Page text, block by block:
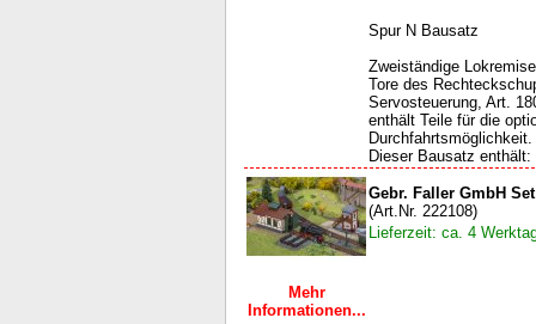
Spur N Bausatz
Zweiständige
Tore des
Servosteuerung, Art.
enthält Teile für die
Durchfahrtsmöglichkeit.
Dieser Bausatz
Mehr
Informationen...
Gebr. Faller GmbH
(Art.Nr. 222108)
Lieferzeit: ca. 4